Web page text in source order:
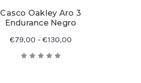
Casco Oakley Aro 3
Endurance Negro
€79,00 - €130,00